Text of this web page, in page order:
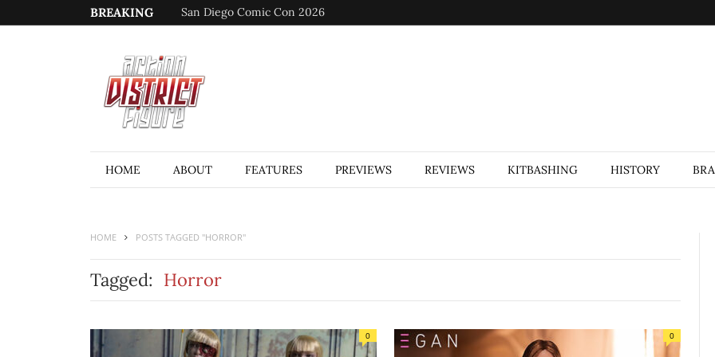
BREAKING San Diego Comic Con 2026
HOME ABOUT FEATURES PREVIEWS REVIEWS KITBASHING HISTORY
HOME POSTS TAGGED "HORROR"
Tagged: Horror
0 0